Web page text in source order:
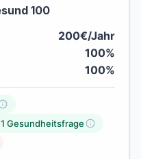
100
200€/Jahr
100%
100%
Gesundheitsfrage